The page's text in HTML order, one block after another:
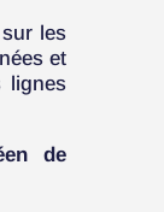
les
et
lignes
de